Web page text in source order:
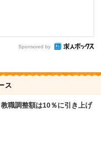
Sponsored by
ス
職調整額は10％に引き上げ